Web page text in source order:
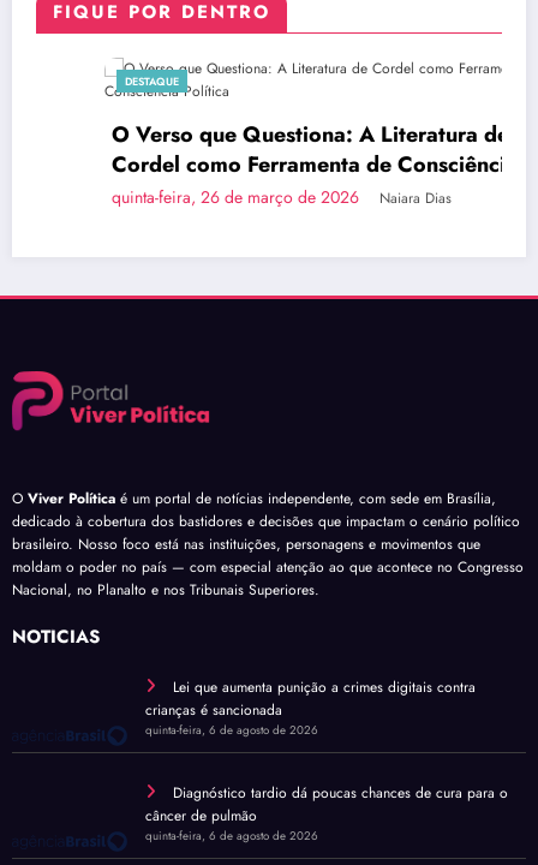
FIQUE POR DENTRO
DESTAQUE
O Verso que Questiona: A Literatura de
Cordel como Ferramenta de Consciência
Política
quinta-feira, 26 de março de 2026 Naiara Dias
O Viver Política é um portal de notícias independente, com sede em Brasília,
dedicado à cobertura dos bastidores e decisões que impactam o cenário político
brasileiro. Nosso foco está nas instituições, personagens e movimentos que
moldam o poder no país — com especial atenção ao que acontece no Congresso
Nacional, no Planalto e nos Tribunais Superiores.
NOTÍCIAS
Lei que aumenta punição a crimes digitais contra
crianças é sancionada
quinta-feira, 6 de agosto de 2026
Diagnóstico tardio dá poucas chances de cura para o
câncer de pulmão
quinta-feira, 6 de agosto de 2026